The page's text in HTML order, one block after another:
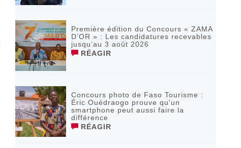
‎Première édition du Concours « ZAMA
D’OR » : Les candidatures recevables
jusqu’au 3 août 2026 ‎
RÉAGIR
Concours photo de Faso Tourisme :
Éric Ouédraogo prouve qu’un
smartphone peut aussi faire la
différence
RÉAGIR